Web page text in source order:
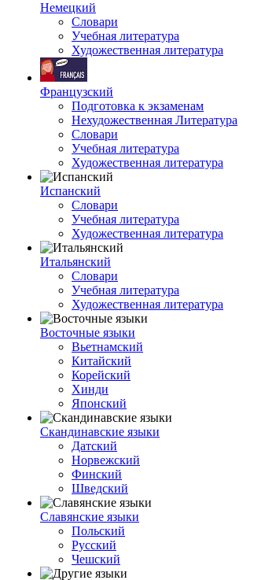
Немецкий
Словари
Учебная литература
Художественная литература
Французский
Подготовка к экзаменам
Нехудожественная Литература
Словари
Учебная литература
Художественная литература
Испанский
Словари
Учебная литература
Художественная литература
Итальянский
Словари
Учебная литература
Художественная литература
Восточные языки
Вьетнамский
Китайский
Корейский
Хинди
Японский
Скандинавские языки
Датский
Норвежский
Финский
Шведский
Славянские языки
Польский
Русский
Чешский